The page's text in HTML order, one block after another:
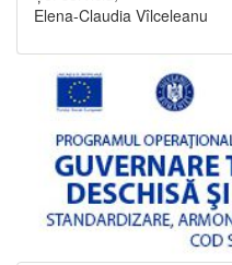
Elena-Claudia Vîlceleanu